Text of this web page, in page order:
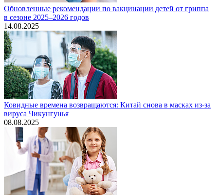
Обновленные рекомендации по вакцинации детей от гриппа
в сезоне 2025–2026 годов
14.08.2025
Ковидные времена возвращаются: Китай снова в масках из-за
вируса Чикунгунья
08.08.2025